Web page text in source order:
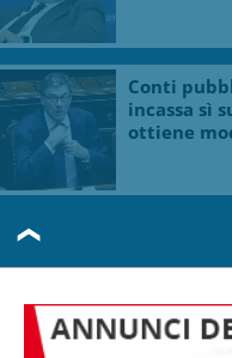
Conti
incassa sì
ottiene
❮